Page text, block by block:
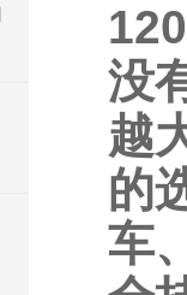
120
没
越
的
车